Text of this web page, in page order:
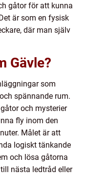
gåtor för att kunna
är som en fysisk
där man själv
Gävle?
som
spännande rum.
och mysterier
fly inom den
Målet är att
logiskt tänkande
och lösa gåtorna
nästa ledtråd eller